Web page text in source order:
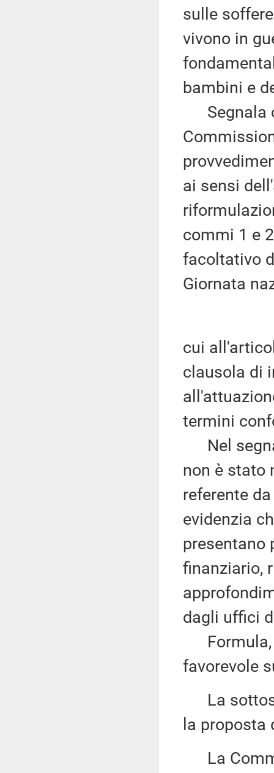
sulle
vivono in
bambini e
Segnala
ai sensi
commi 1 e
facoltativo
Giornata
cui
clausola di
termini
Nel
non è stato
referente
evidenzia
presentano
finanziario,
dagli uffici
Formula,
favorevole
La
la proposta
La